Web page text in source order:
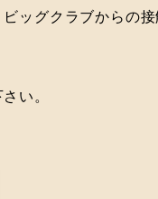
ッグクラブからの接
い。